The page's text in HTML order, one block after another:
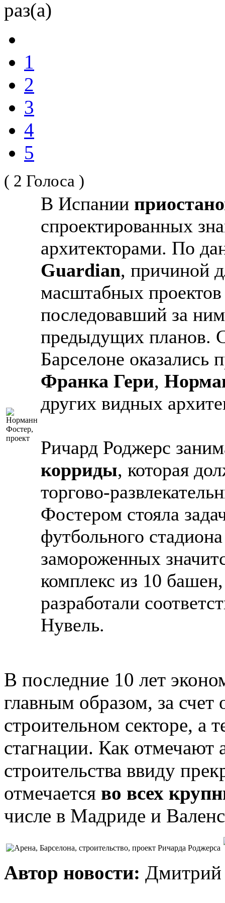
раз(а)
1
2
3
4
5
( 2 Голоса )
В Испании
спроектированных
архитекторами. По
Guardian, причиной
масштабных
последовавший за
предыдущих планов.
Барселоне оказались
Франка Гери,
других видных
Ричард Роджерс
корриды, которая
торгово-
Фостером стояла
футбольного
замороженных
комплекс из 10
разработали
Нувель.
В последние 10 лет
главным образом, за счет
строительном секторе, а
стагнации. Как отмечают
строительства ввиду
отмечается во всех
числе в Мадриде и
Автор новости: Дмитрий